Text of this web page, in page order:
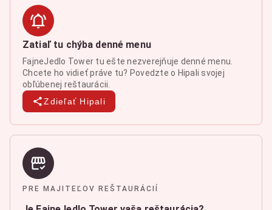
Zatiaľ tu chýba denné menu
FajneJedlo Tower tu ešte nezverejňuje denné menu.
Chcete ho vidieť práve tu? Povedzte o Hipali svojej
obľúbenej reštaurácii.
Zdieľať Hipali
PRE MAJITEĽOV REŠTAURÁCIÍ